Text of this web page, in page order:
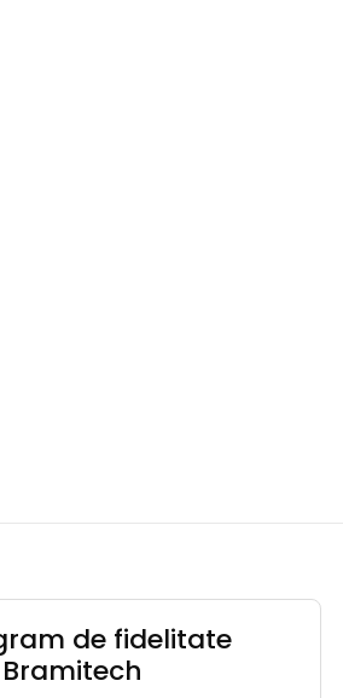
de fidelitate
Bramitech